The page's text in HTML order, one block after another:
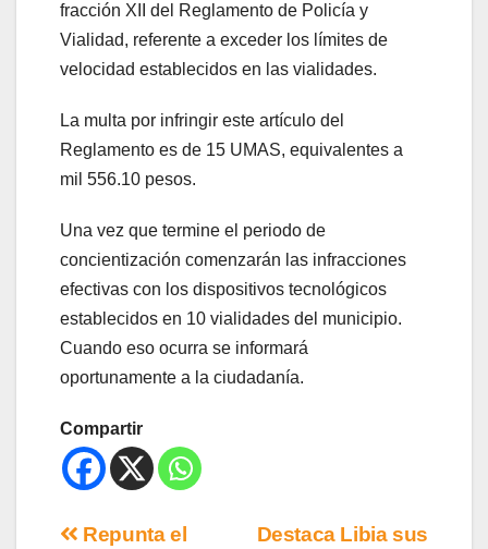
fracción XII del Reglamento de Policía y
Vialidad, referente a exceder los límites de
velocidad establecidos en las vialidades.
La multa por infringir este artículo del
Reglamento es de 15 UMAS, equivalentes a
mil 556.10 pesos.
Una vez que termine el periodo de
concientización comenzarán las infracciones
efectivas con los dispositivos tecnológicos
establecidos en 10 vialidades del municipio.
Cuando eso ocurra se informará
oportunamente a la ciudadanía.
Compartir
Destaca Libia sus
Repunta el